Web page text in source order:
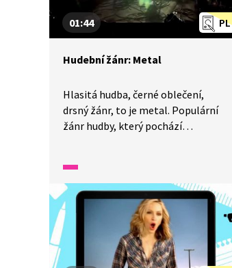
PL
01:44
Hudební žánr: Metal
Hlasitá hudba, černé oblečení,
drsný žánr, to je metal. Populární
žánr hudby, který pochází
Podívej se na video a zjisti, který
český zpěvák a zpěvačka se metalu
věnují. Které hudební nástroje jsou
pro metal charakteristické? A jaké
má podžánry?